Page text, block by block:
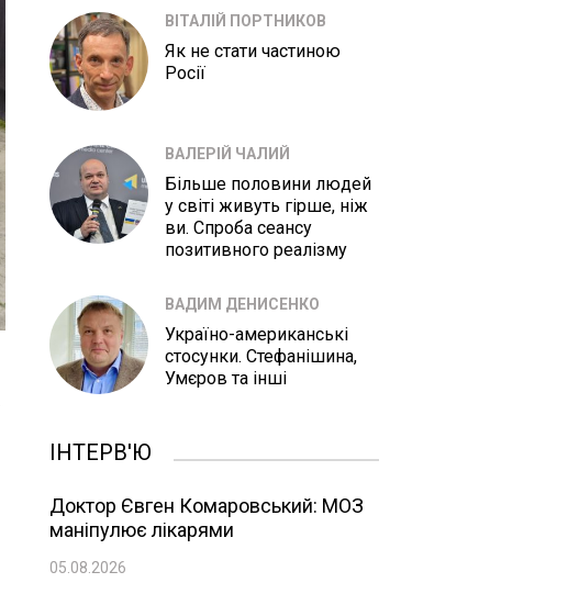
ВІТАЛІЙ ПОРТНИКОВ
Як не стати частиною
Росії
ВАЛЕРІЙ ЧАЛИЙ
Більше половини людей
у світі живуть гірше, ніж
ви. Спроба сеансу
позитивного реалізму
ВАДИМ ДЕНИСЕНКО
Україно-американські
стосунки. Стефанішина,
Умєров та інші
ІНТЕРВ'Ю
Доктор Євген Комаровський: МОЗ
маніпулює лікарями
05.08.2026